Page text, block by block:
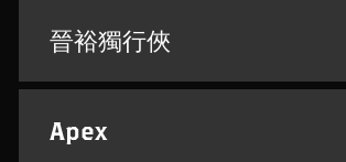
晉裕獨行俠
Apex